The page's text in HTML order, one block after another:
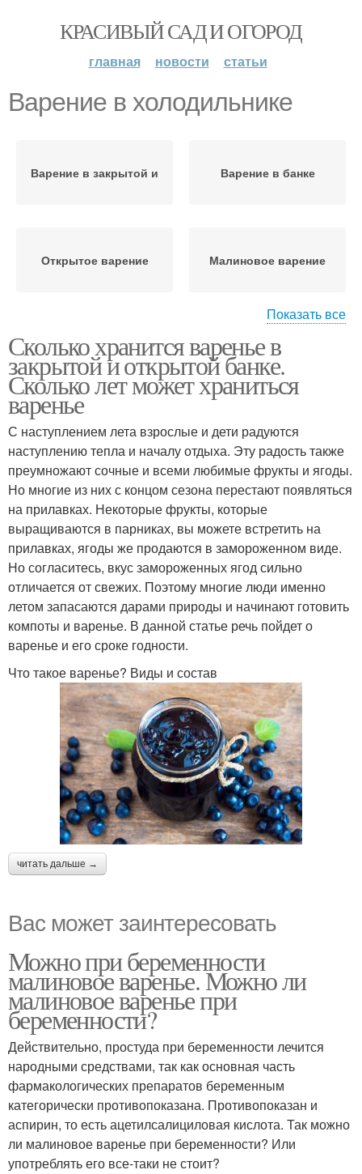
КРАСИВЫЙ САД И ОГОРОД
главная новости статьи
Варение в холодильнике
Варение в закрытой и Варение в банке
Открытое варение Малиновое варение
холодильнике
Показать все
Сколько хранится варенье в
закрытой и открытой банке.
Сколько лет может храниться
варенье
С наступлением лета взрослые и дети радуются
наступлению тепла и началу отдыха. Эту радость также
преумножают сочные и всеми любимые фрукты и ягоды.
Но многие из них с концом сезона перестают появляться
на прилавках. Некоторые фрукты, которые
выращиваются в парниках, вы можете встретить на
прилавках, ягоды же продаются в замороженном виде.
Но согласитесь, вкус замороженных ягод сильно
отличается от свежих. Поэтому многие люди именно
летом запасаются дарами природы и начинают готовить
компоты и варенье. В данной статье речь пойдет о
варенье и его сроке годности.
Что такое варенье? Виды и состав
читать дальше →
Вас может заинтересовать
Можно при беременности
малиновое варенье. Можно ли
малиновое варенье при
беременности?
Действительно, простуда при беременности лечится
народными средствами, так как основная часть
фармакологических препаратов беременным
категорически противопоказана. Противопоказан и
аспирин, то есть ацетилсалициловая кислота. Так можно
ли малиновое варенье при беременности? Или
употреблять его все-таки не стоит?